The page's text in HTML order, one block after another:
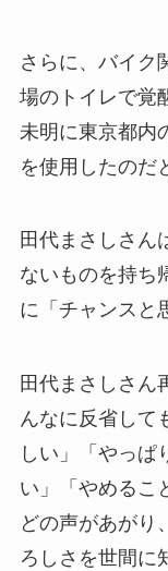
さらに、バイク
場のトイレで覚
未明に東京都内
を使用したのだ
田代まさしさん
ないものを持ち
に「チャンスと
田代まさしさん
んなに反省して
しい」「やっ
い」「やめるこ
どの声があがり
ろしさを世間に